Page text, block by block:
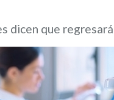
dicen que